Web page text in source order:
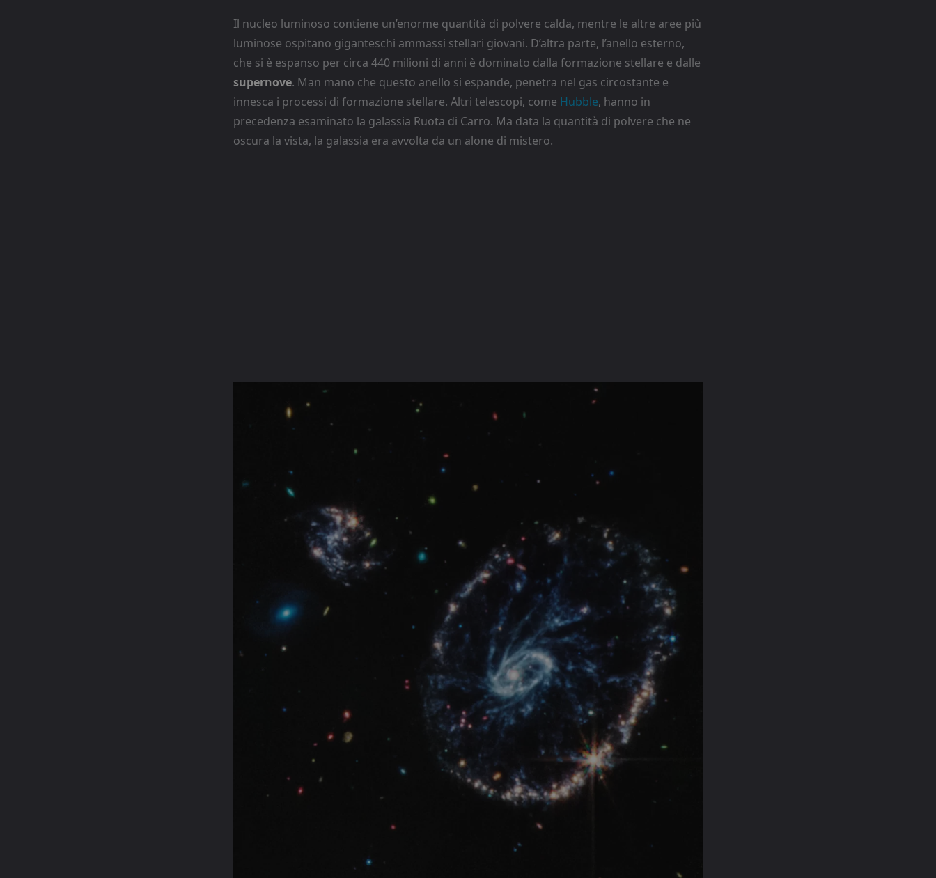
Il nucleo luminoso contiene un’enorme quantità di polvere calda, mentre le altre aree più
luminose ospitano giganteschi ammassi stellari giovani. D’altra parte, l’anello esterno,
che si è espanso per circa 440 milioni di anni è dominato dalla formazione stellare e dalle
supernove. Man mano che questo anello si espande, penetra nel gas circostante e
innesca i processi di formazione stellare. Altri telescopi, come Hubble, hanno in
precedenza esaminato la galassia Ruota di Carro. Ma data la quantità di polvere che ne
oscura la vista, la galassia era avvolta da un alone di mistero.